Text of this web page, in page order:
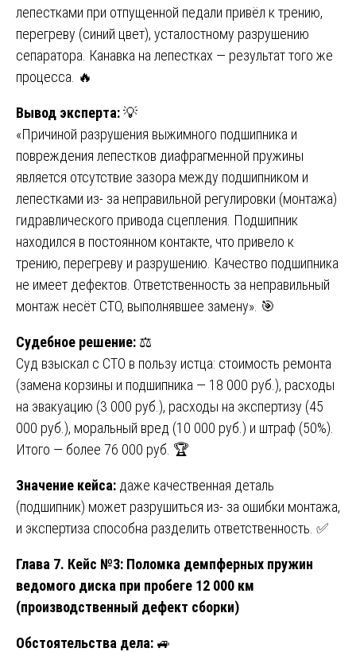
лепестками при отпущенной педали привёл к трению,
перегреву (синий цвет), усталостному разрушению
сепаратора. Канавка на лепестках — результат того же
процесса. 🔥
Вывод эксперта:💡
«Причиной разрушения выжимного подшипника и
повреждения лепестков диафрагменной пружины
является отсутствие зазора между подшипником и
лепестками из- за неправильной регулировки (монтажа)
гидравлического привода сцепления. Подшипник
находился в постоянном контакте, что привело к
трению, перегреву и разрушению. Качество подшипника
не имеет дефектов. Ответственность за неправильный
монтаж несёт СТО, выполнявшее замену». 🎯
Судебное решение: ⚖️
Суд взыскал с СТО в пользу истца: стоимость ремонта
(замена корзины и подшипника — 18 000 руб.), расходы
на эвакуацию (3 000 руб.), расходы на экспертизу (45
000 руб.), моральный вред (10 000 руб.) и штраф (50%).
Итого — более 76 000 руб. 🏆
Значение кейса: даже качественная деталь
(подшипник) может разрушиться из- за ошибки монтажа,
и экспертиза способна разделить ответственность. ✅
Глава 7. Кейс №3: Поломка демпферных пружин
ведомого диска при пробеге 12 000 км
(производственный дефект сборки)
Обстоятельства дела: 🚙